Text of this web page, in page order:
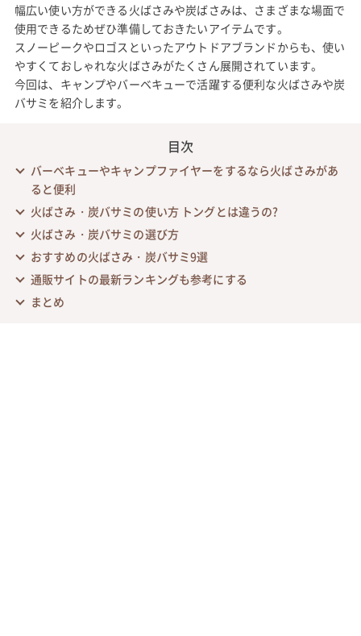
幅広い使い方ができる火ばさみや炭ばさみは、さまざまな場面で
使用できるためぜひ準備しておきたいアイテムです。
スノーピークやロゴスといったアウトドアブランドからも、使い
やすくておしゃれな火ばさみがたくさん展開されています。
今回は、キャンプやバーベキューで活躍する便利な火ばさみや炭
バサミを紹介します。
目次
バーベキューやキャンプファイヤーをするなら火ばさみがあ
ると便利
火ばさみ・炭バサミの使い方 トングとは違うの?
火ばさみ・炭バサミの選び方
おすすめの火ばさみ・炭バサミ9選
通販サイトの最新ランキングも参考にする
まとめ